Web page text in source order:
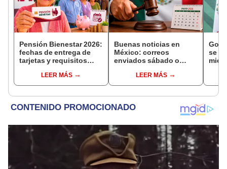
Pensión Bienestar 2026:
fechas de entrega de
tarjetas y requisitos
beneficiarios
LEER MÁS
Buenas noticias en
México: correos
enviados sábado o
amparo serán válidos
desde el siguiente día
LEER MÁS
se